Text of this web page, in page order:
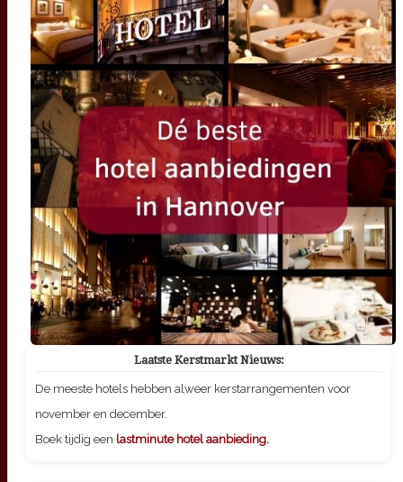
Laatste Kerstmarkt Nieuws:
De meeste hotels hebben alweer kerstarrangementen voor
november en december.
Boek tijdig een lastminute hotel aanbieding.